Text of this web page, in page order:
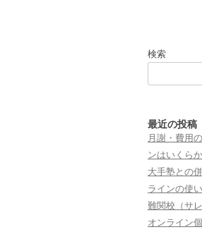
検索
最近の投稿
月謝・費用
ンはいくら
大手塾との
ラインの使
難関校（サ
オンライン